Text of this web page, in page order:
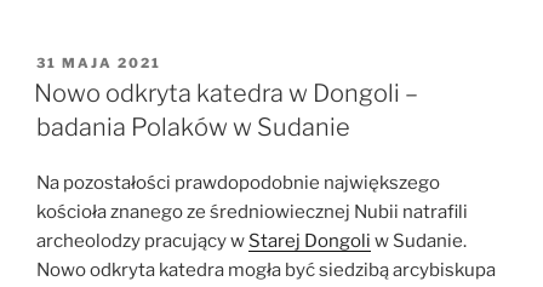
finale
konkursu
Europejskiej
ds.
Badań”
OPUBLIKOWANE
W
31 MAJA 2021
Nowo odkryta katedra w Dongoli –
badania Polaków w Sudanie
Na pozostałości prawdopodobnie największego
kościoła znanego ze średniowiecznej Nubii natrafili
archeolodzy pracujący w Starej Dongoli w Sudanie.
Nowo odkryta katedra mogła być siedzibą arcybiskupa